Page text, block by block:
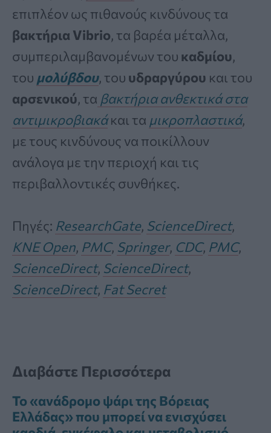
επιπλέον ως πιθανούς κινδύνους τα
βακτήρια Vibrio, τα βαρέα μέταλλα,
συμπεριλαμβανομένων του καδμίου,
του μολύβδου, του υδραργύρου και του
αρσενικού, τα βακτήρια ανθεκτικά στα
αντιμικροβιακάκαι τα μικροπλαστικά,
με τους κινδύνους να ποικίλλουν
ανάλογα με την περιοχή και τις
περιβαλλοντικές συνθήκες.
Πηγές: ResearchGate, ScienceDirect,
KNE Open, PMC, Springer, CDC, PMC,
ScienceDirect, ScienceDirect,
ScienceDirect, Fat Secret
Διαβάστε Περισσότερα
Το «ανάδρομο ψάρι της Βόρειας
Ελλάδας» που μπορεί να ενισχύσει